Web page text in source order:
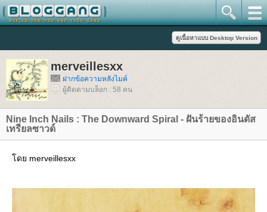
merveillesxx
ฝากข้อความหลังไมค์
ผู้ติดตามบล็อก : 58 คน
Nine Inch Nails : The Downward Spiral - ฝันร้ายของอินดัส
เทรียลซาวด์
ดย merveillesxx